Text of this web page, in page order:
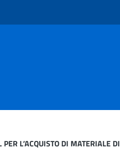
L’ACQUISTO DI MATERIALE DI